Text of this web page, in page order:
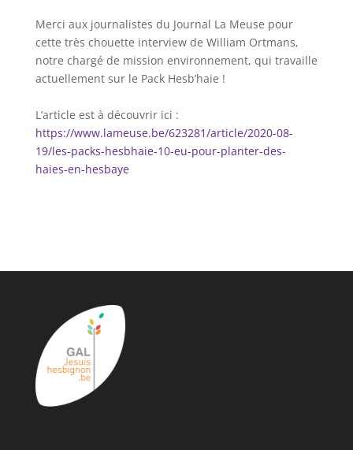
Merci aux journalistes du Journal La Meuse pour
cette très chouette interview de William Ortmans,
notre chargé de mission environnement, qui travaille
actuellement sur le Pack Hesb’haie !
L’article est à découvrir ici :
https://www.lameuse.be/623281/article/2020-08-
19/les-packs-hesbhaie-10-eu-pour-planter-des-
haies-en-hesbaye